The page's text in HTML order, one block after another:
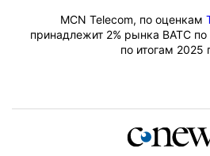
MCN Telecom, по оценкам
принадлежит 2% рынка ВАТС по
по итогам 2025